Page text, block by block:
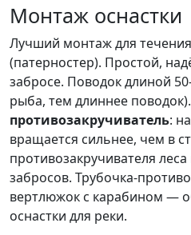
Монтаж оснастки
Лучший монтаж для
(патерностер). Простой,
забросе. Поводок длиной
рыба, тем длиннее
противозакручиватель:
вращается сильнее, чем в
противозакручивателя леса
забросов. Трубочка-
вертлюжок с карабином —
оснастки для реки.